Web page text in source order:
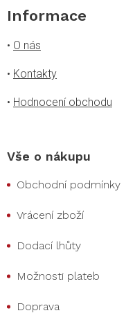
Informace
• O nás
• Kontakty
• Hodnocení obchodu
Vše o nákupu
Obchodní podmínky
Vrácení zboží
Dodací lhůty
Možnosti plateb
Doprava